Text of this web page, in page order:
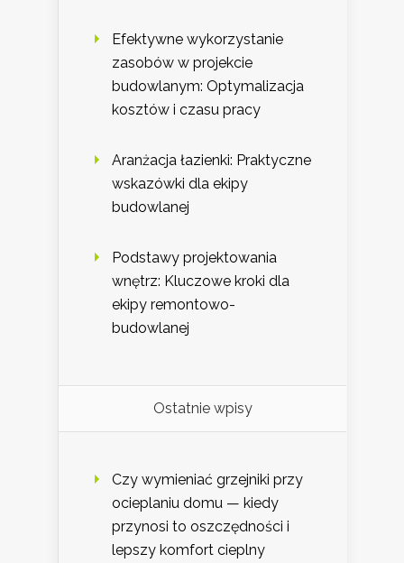
Efektywne wykorzystanie
zasobów w projekcie
budowlanym: Optymalizacja
kosztów i czasu pracy
Aranżacja łazienki: Praktyczne
wskazówki dla ekipy
budowlanej
Podstawy projektowania
wnętrz: Kluczowe kroki dla
ekipy remontowo-
budowlanej
Ostatnie wpisy
Czy wymieniać grzejniki przy
ocieplaniu domu — kiedy
przynosi to oszczędności i
lepszy komfort cieplny